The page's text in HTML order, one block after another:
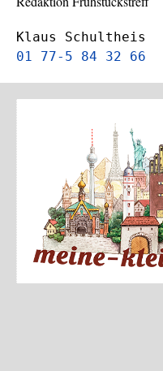
Klaus Schultheis
01 77-5 84 32 66